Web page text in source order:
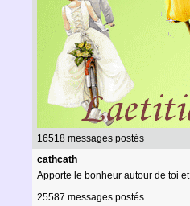
16518 messages postés
cathcath
Apporte le bonheur autour de toi et
25587 messages postés